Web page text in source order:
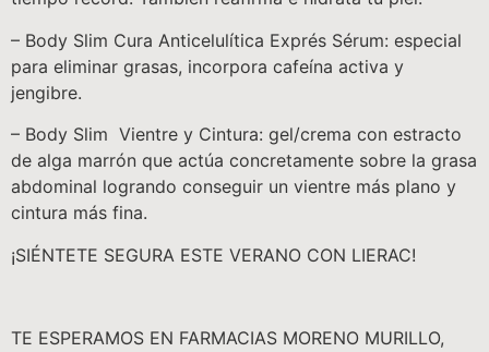
– Body Slim Cura Anticelulítica Exprés Sérum: especial
para eliminar grasas, incorpora cafeína activa y
jengibre.
– Body Slim Vientre y Cintura: gel/crema con estracto
de alga marrón que actúa concretamente sobre la grasa
abdominal logrando conseguir un vientre más plano y
cintura más fina.
¡SIÉNTETE SEGURA ESTE VERANO CON LIERAC!
TE ESPERAMOS EN FARMACIAS MORENO MURILLO,